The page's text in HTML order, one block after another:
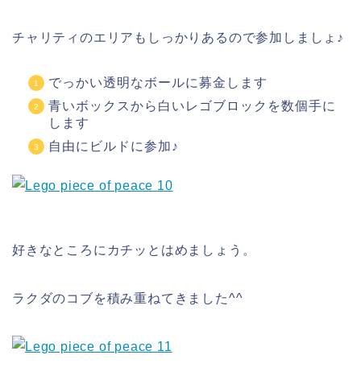
チャリティのエリアもしっかりあるので参加しましょ♪
でっかい透明なボールに募金します
青いボックスから白いレゴブロックを数個手に
します
自由にビルドに参加♪
好きなところにカチッとはめましょう。
ラクダのコブを積み重ねてきました^^